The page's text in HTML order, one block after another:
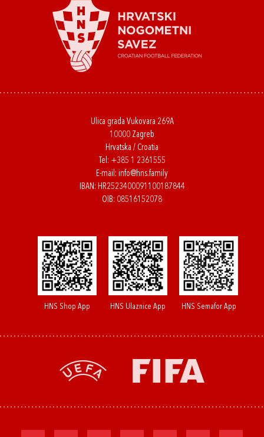
Ulica grada Vukovara 269A
10000 Zagreb
Hrvatska / Croatia
Tel: +385 1 2361555
E-mail: info@hns.family
IBAN: HR2523400091100187844
OIB: 08516152078
HNS Shop App HNS Ulaznice App HNS Semafor App